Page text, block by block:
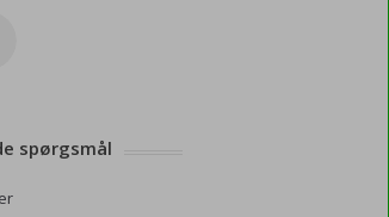
spørgsmål